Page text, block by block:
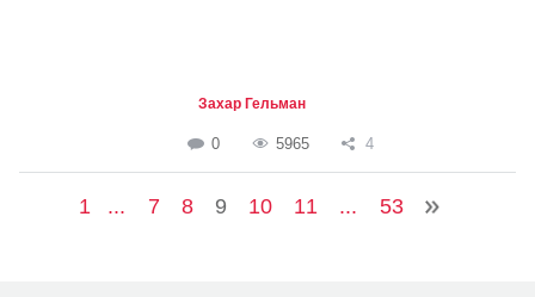
Захар Гельман
0 5965 4
1 ... 7 8 9 10 11 ... 53